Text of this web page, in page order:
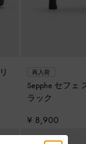
再入荷
Sepphe セフェ
ラック
¥ 8,900